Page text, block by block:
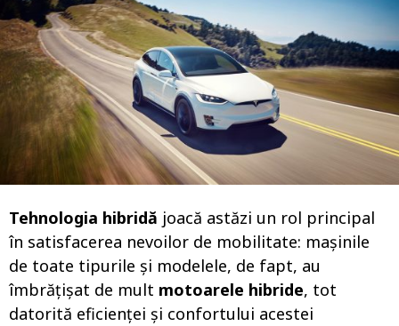
a
g
Tehnologia hibridă joacă astăzi un rol principal
în satisfacerea nevoilor de mobilitate: mașinile
de toate tipurile și modelele, de fapt, au
îmbrățișat de mult motoarele hibride, tot
datorită eficienței și confortului acestei